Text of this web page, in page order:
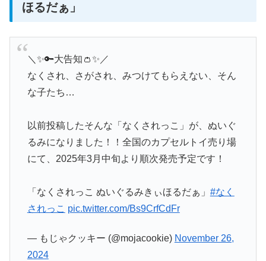
ほるだぁ」
＼✨🔑大告知👛✨／
なくされ、さがされ、みつけてもらえない、そん
な子たち…
以前投稿したそんな「なくされっこ」が、ぬいぐ
るみになりました！！全国のカプセルトイ売り場
にて、2025年3月中旬より順次発売予定です！
「なくされっこ ぬいぐるみきぃほるだぁ」 #なく
されっこ pic.twitter.com/Bs9CrfCdFr
— もじゃクッキー (@mojacookie) November 26,
2024